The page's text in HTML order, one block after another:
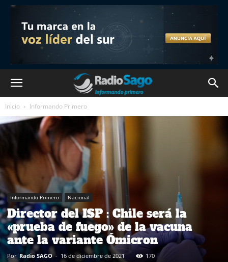
Inicio Informando Primero
Informando Primero Nacional
Director del ISP : Chile será la
«prueba de fuego» de la vacuna
ante la variante Ómicron
Por Radio SAGO - 16 de diciembre de 2021 170